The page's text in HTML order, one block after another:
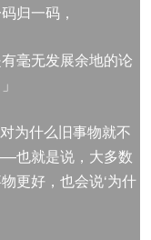
归一码，
毫无发展余地的论
为什么旧事物就不
也就是说，大多数
更好，也会说‘为什